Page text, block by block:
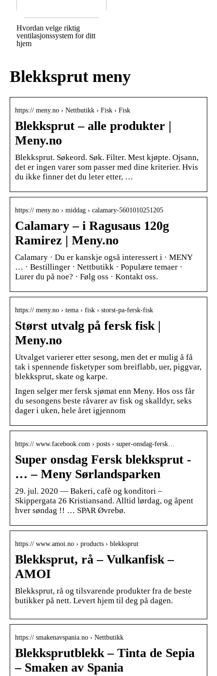
Hvordan velge riktig
ventilasjonssystem for ditt
hjem
Blekksprut meny
https:// meny.no › Nettbutikk › Fisk › Fisk
Blekksprut – alle produkter |
Meny.no
Blekksprut. Søkeord. Søk. Filter. Mest kjøpte. Ojsann,
det er ingen varer som passer med dine kriterier. Hvis
du ikke finner det du leter etter, …
https:// meny.no › middag › calamary-5601010251205
Calamary – i Ragusaus 120g
Ramirez | Meny.no
Calamary · Du er kanskje også interessert i · MENY
… · Bestillinger · Nettbutikk · Populære temaer ·
Lurer du på noe? · Følg oss · Kontakt oss.
https:// meny.no › tema › fisk › storst-pa-fersk-fisk
Størst utvalg på fersk fisk |
Meny.no
Utvalget varierer etter sesong, men det er mulig å få
tak i spennende fisketyper som breiflabb, uer, piggvar,
blekksprut, skate og karpe.
Ingen selger mer fersk sjømat enn Meny. Hos oss får
du sesongens beste råvarer av fisk og skalldyr, seks
dager i uken, hele året igjennom
https:// www.facebook.com › posts › super-onsdag-fersk…
Super onsdag Fersk blekksprut -
… – Meny Sørlandsparken
29. jul. 2020 — Bakeri, cafè og konditori –
Skippergata 26 Kristiansand. Alltid lørdag, og åpent
hver søndag !! … SPAR Øvrebø.
https:// www.amoi.no › products › blekksprut
⁨Blekksprut, rå⁩ – ⁨Vulkanfisk⁩ –
AMOI
Blekksprut, rå⁩ og tilsvarende produkter fra de beste
butikker på nett. Levert hjem til deg på dagen.
https:// smakenavspania.no › Nettbutikk
Blekksprutblekk – Tinta de Sepia
– Smaken av Spania